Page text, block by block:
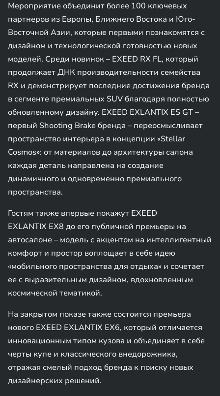
Мероприятие объединит более 100 ключевых
партнеров из Европы, Ближнего Востока и Юго-
Восточной Азии, которые первыми познакомятся с
дизайном и технологической готовностью новых
моделей. Среди новинок – EXEED RX FL, который
продолжает ДНК производительности семейства
RX и демонстрирует последние достижения бренда
в сегменте премиальных SUV благодаря полностью
обновленному дизайну. EXEED EXLANTIX ES GT –
первый Shooting Brake бренда – переосмысливает
пространство интерьера в концепции «Stellar
Cosmos»: от материалов до архитектуры салона
каждая деталь направлена на создание
динамичного и одновременно премиального
пространства.
Гостям также впервые покажут EXEED
EXLANTIX EX8 до его публичной премьеры на
автосалоне – модель с акцентом на интеллигентный
комфорт и простор воплощает в себе идею
«мобильного пространства для отдыха» и сочетает
ее с выразительным дизайном, вдохновленным
космической тематикой.
На закрытом показе также состоится премьера
нового EXEED EXLANTIX EX6, который отличается
инновационным типом кузова и объединяет в себе
черты купе и классического внедорожника,
отражая смелый подход бренда к поиску новых
дизайнерских решений.